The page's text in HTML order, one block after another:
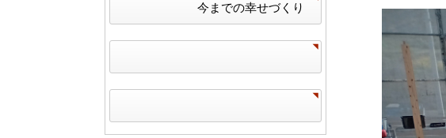
今までの幸せづくり